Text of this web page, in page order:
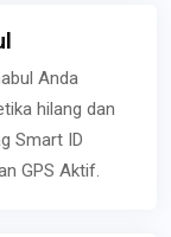
Anda
hilang dan
Smart ID
GPS Aktif.